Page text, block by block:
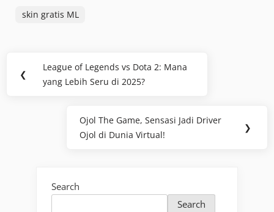
skin gratis ML
navigation
❮
Previous
Post:
League of Legends vs Dota 2: Mana
yang Lebih Seru di 2025?
Next
Post:
Ojol The Game, Sensasi Jadi Driver
Ojol di Dunia Virtual!
❯
Search
Search